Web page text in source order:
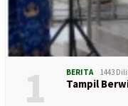
1 BERITA 1443
Tampil